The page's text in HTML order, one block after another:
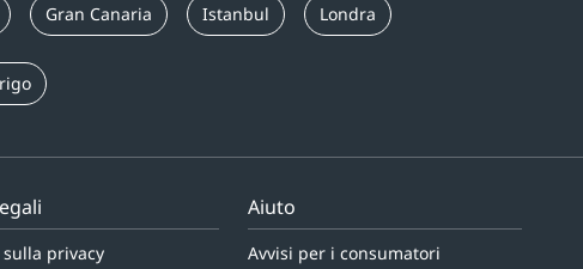
Gran Canaria Istanbul Londra
sulla privacy
Aiuto
Avvisi per i consumatori